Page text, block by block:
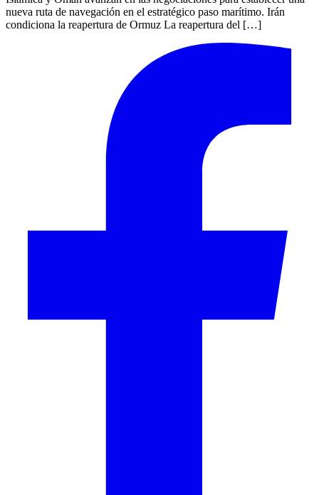
nueva ruta de navegación en el estratégico paso marítimo. Irán
condiciona la reapertura de Ormuz La reapertura del […]